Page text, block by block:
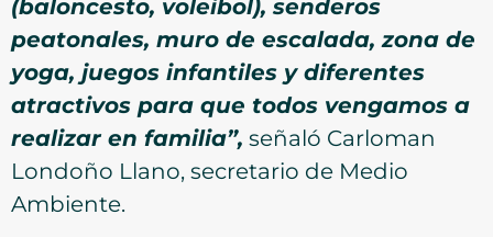
(baloncesto, voleibol), senderos
peatonales, muro de escalada, zona de
yoga, juegos infantiles y diferentes
atractivos para que todos vengamos a
realizar en familia”, señaló Carloman
Londoño Llano, secretario de Medio
Ambiente.